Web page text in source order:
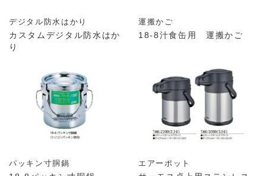
デジタル防水はかり
カスタムデジタル防水はか
り
運搬かご
18-8汁食缶用 運搬かご
パッキン寸胴鍋 エアーポット